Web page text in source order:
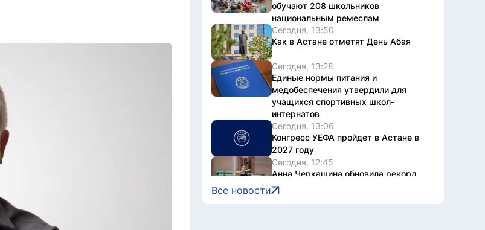
обучают 208 школьников
национальным ремеслам
Сегодня, 13:50
Как в Астане отметят День Абая
Сегодня, 13:28
Единые нормы питания и
медобеспечения утвердили для
учащихся спортивных школ-
интернатов
Сегодня, 13:06
Конгресс УЕФА пройдет в Астане в
2027 году
Сегодня, 12:45
Анна Черкашина обновила рекорд
Казахстана и вышла в финал
юниорского ЧМ
Все новости